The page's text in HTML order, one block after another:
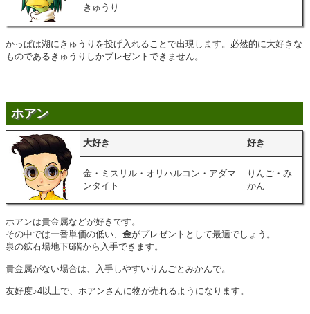
きゅうり
かっぱは湖にきゅうりを投げ入れることで出現します。必然的に大好きな
ものであるきゅうりしかプレゼントできません。
ホアン
大好き 好き
金・ミスリル・オリハルコン・アダマ
ンタイト
りんご・み
かん
ホアンは貴金属などが好きです。
その中では一番単価の低い、 金がプレゼントとして最適でしょう。
泉の鉱石場地下6階から入手できます。
貴金属がない場合は、入手しやすいりんごとみかんで。
友好度♪4以上で、ホアンさんに物が売れるようになります。